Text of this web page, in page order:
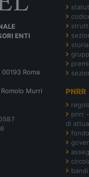
ENTI
Roma
Murri
storia
PNRR
pnrr
di
bandi